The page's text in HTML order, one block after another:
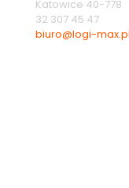
Katowice 40-778
32 307 45 47
biuro@logi-max.pl